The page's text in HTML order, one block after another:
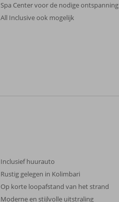
Spa Center voor de nodige ontspanning
All Inclusive ook mogelijk
Inclusief huurauto
Rustig gelegen in Kolimbari
Op korte loopafstand van het strand
Moderne en stijlvolle uitstraling